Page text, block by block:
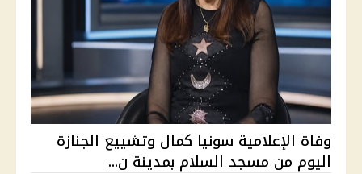
وفاة الإعلامية سونيا كمال وتشييع الجنازة
اليوم من مسجد السلام بمدينة ن...